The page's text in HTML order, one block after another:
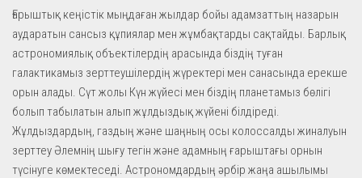
Ғарыштық кеңістік мыңдаған жылдар бойы адамзаттың назарын
аударатын сансыз құпиялар мен жұмбақтарды сақтайды. Барлық
астрономиялық объектілердің арасында біздің туған
галактикамыз зерттеушілердің жүректері мен санасында ерекше
орын алады. Сүт жолы Күн жүйесі мен біздің планетамыз бөлігі
болып табылатын алып жұлдыздық жүйені білдіреді.
Жұлдыздардың, газдың және шаңның осы колоссалды жиналуын
зерттеу Әлемнің шығу тегін және адамның ғарыштағы орнын
түсінуге көмектеседі. Астрономдардың әрбір жаңа ашылымы